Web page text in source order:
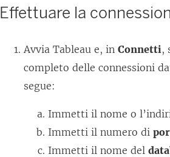
Effettuare la
Avvia Tableau e, inConnetti,
completo delle connessioni
segue:
Immetti il nome o
Immetti il numero di
Immetti il nome del